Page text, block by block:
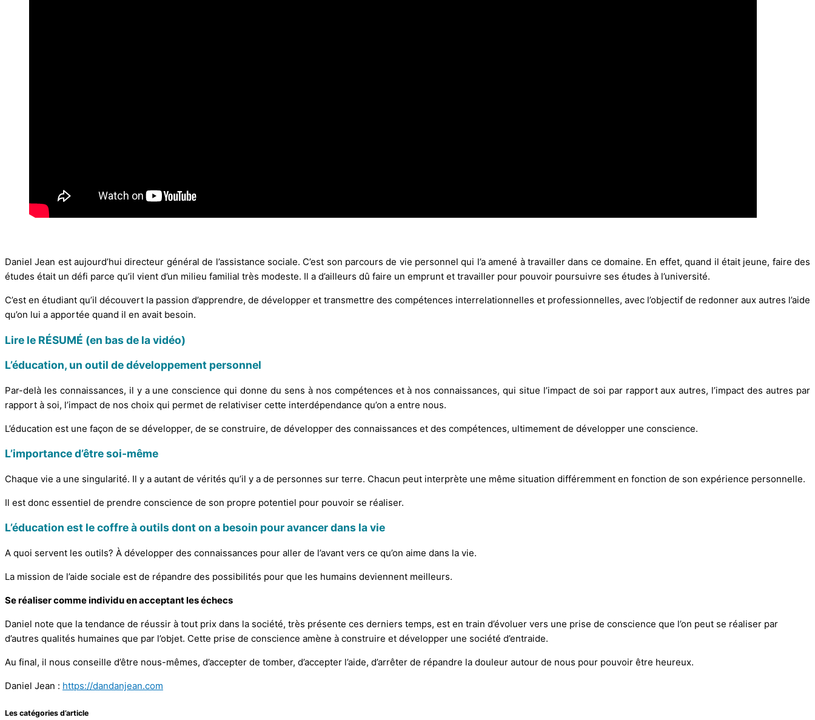
Daniel Jean est aujourd’hui directeur général de l’assistance sociale. C’est son parcours de vie personnel qui l’a amené à travailler dans ce domaine. En effet, quand il était jeune, faire des
études était un défi parce qu’il vient d’un milieu familial très modeste. Il a d’ailleurs dû faire un emprunt et travailler pour pouvoir poursuivre ses études à l’université.
C’est en étudiant qu’il découvert la passion d’apprendre, de développer et transmettre des compétences interrelationnelles et professionnelles, avec l’objectif de redonner aux autres l’aide
qu’on lui a apportée quand il en avait besoin.
Lire le RÉSUMÉ (en bas de la vidéo)
L’éducation, un outil de développement personnel
Par-delà les connaissances, il y a une conscience qui donne du sens à nos compétences et à nos connaissances, qui situe l’impact de soi par rapport aux autres, l’impact des autres par
rapport à soi, l’impact de nos choix qui permet de relativiser cette interdépendance qu’on a entre nous.
L’éducation est une façon de se développer, de se construire, de développer des connaissances et des compétences, ultimement de développer une conscience.
L’importance d’être soi-même
Chaque vie a une singularité. Il y a autant de vérités qu’il y a de personnes sur terre. Chacun peut interprète une même situation différemment en fonction de son expérience personnelle.
Il est donc essentiel de prendre conscience de son propre potentiel pour pouvoir se réaliser.
L’éducation est le coffre à outils dont on a besoin pour avancer dans la vie
A quoi servent les outils? À développer des connaissances pour aller de l’avant vers ce qu’on aime dans la vie.
La mission de l’aide sociale est de répandre des possibilités pour que les humains deviennent meilleurs.
Se réaliser comme individu en acceptant les échecs
Daniel note que la tendance de réussir à tout prix dans la société, très présente ces derniers temps, est en train d’évoluer vers une prise de conscience que l’on peut se réaliser par
d’autres qualités humaines que par l’objet. Cette prise de conscience amène à construire et développer une société d’entraide.
Au final, il nous conseille d’être nous-mêmes, d’accepter de tomber, d’accepter l’aide, d’arrêter de répandre la douleur autour de nous pour pouvoir être heureux.
Daniel Jean : https://dandanjean.com
Les catégories d’article